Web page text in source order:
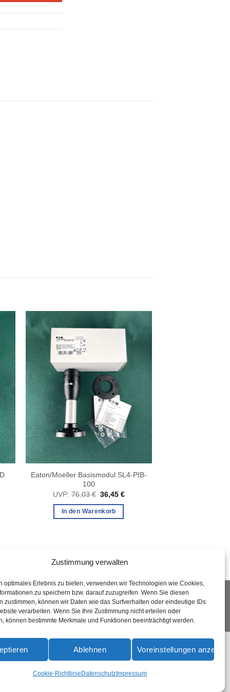
Zustimmung verwalten
optimales Erlebnis zu bieten, verwenden wir Technologien wie Cookies,
zu speichern bzw. darauf zuzugreifen. Wenn Sie diesen
zustimmen, können wir Daten wie das Surfverhalten oder eindeutige IDs
verarbeiten. Wenn Sie Ihre Zustimmung nicht erteilen oder
können bestimmte Merkmale und Funktionen beeinträchtigt werden.
Ablehnen Voreinstellungen anzeigen
Cookie-Richtlinie DatenschutzImpressum
Eaton/Moeller Basismodul SL4-PIB-
100
UVP: 76,03€ Ursprünglicher
war:
76,03 €
36,45€Aktueller
In den Warenkorb
PayPal RechungSofort